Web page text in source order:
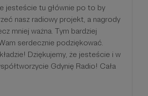
jesteście tu głównie po to by
nasz radiowy projekt, a nagrody
mniej ważna. Tym bardziej
serdecznie podziękować.
Dziękujemy, że jesteście i w
Gdynię Radio! Cała